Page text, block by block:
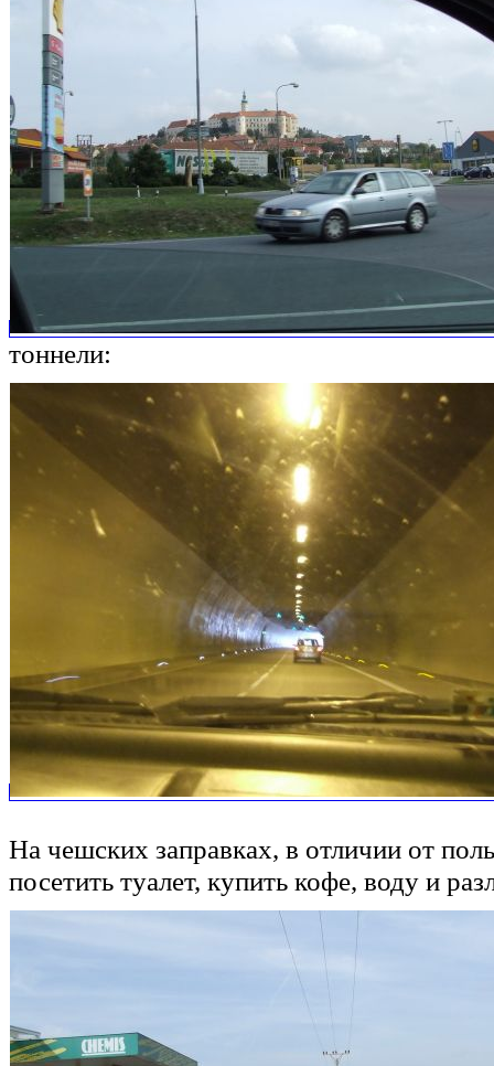
тоннели:
На чешских заправках, в отличии от
посетить туалет, купить кофе, воду и